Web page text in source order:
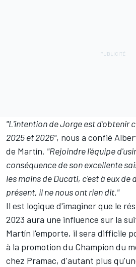
"L'intention de Jorge est d'obtenir
2025 et 2026", nous a confié
de Martín. "Rejoindre l'équipe
conséquence de son excellente
les mains de Ducati, c'est à eux de
présent, il ne nous ont rien dit."
Il est logique d'imaginer que le
2023 aura une influence sur la
Martín l'emporte, il sera difficile
à la promotion du Champion du
chez Pramac, d'autant plus